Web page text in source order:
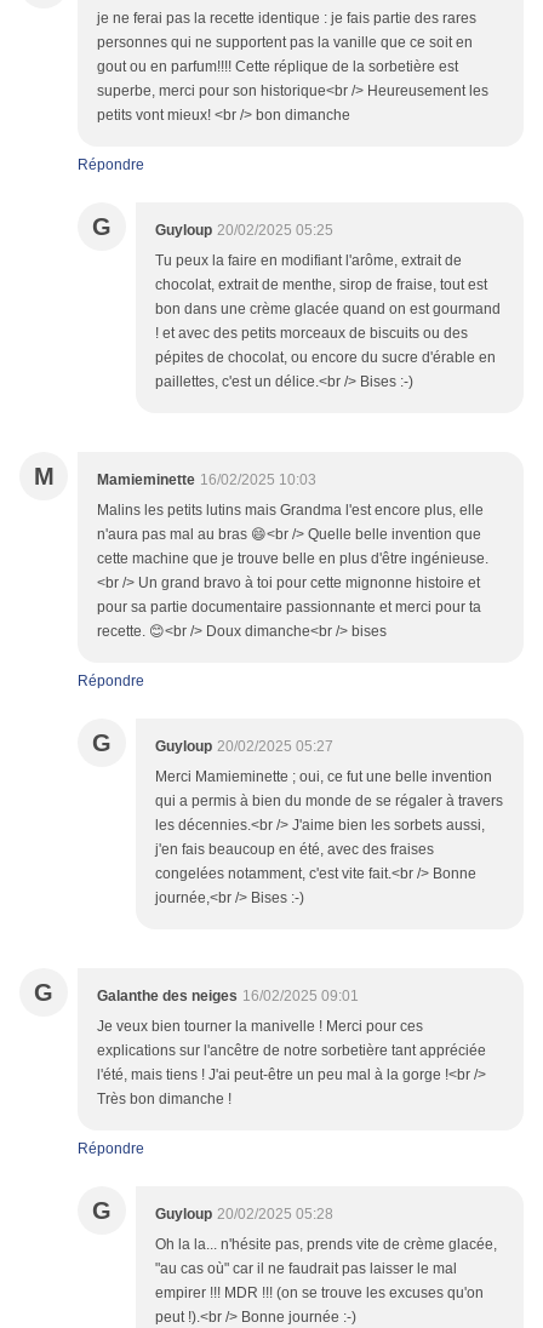
je ne ferai pas la recette identique : je fais partie des rares
personnes qui ne supportent pas la vanille que ce soit en
gout ou en parfum!!!! Cette réplique de la sorbetière est
superbe, merci pour son historique<br /> Heureusement les
petits vont mieux! <br /> bon dimanche
Répondre
G Guyloup 20/02/2025 05:25
Tu peux la faire en modifiant l'arôme, extrait de
chocolat, extrait de menthe, sirop de fraise, tout est
bon dans une crème glacée quand on est gourmand
! et avec des petits morceaux de biscuits ou des
pépites de chocolat, ou encore du sucre d'érable en
paillettes, c'est un délice.<br /> Bises :-)
M Mamieminette 16/02/2025 10:03
Malins les petits lutins mais Grandma l'est encore plus, elle
n'aura pas mal au bras 😄<br /> Quelle belle invention que
cette machine que je trouve belle en plus d'être ingénieuse.
<br /> Un grand bravo à toi pour cette mignonne histoire et
pour sa partie documentaire passionnante et merci pour ta
recette. 😊<br /> Doux dimanche<br /> bises
Répondre
G Guyloup 20/02/2025 05:27
Merci Mamieminette ; oui, ce fut une belle invention
qui a permis à bien du monde de se régaler à travers
les décennies.<br /> J'aime bien les sorbets aussi,
j'en fais beaucoup en été, avec des fraises
congelées notamment, c'est vite fait.<br /> Bonne
journée,<br /> Bises :-)
G Galanthe des neiges 16/02/2025 09:01
Je veux bien tourner la manivelle ! Merci pour ces
explications sur l'ancêtre de notre sorbetière tant appréciée
l'été, mais tiens ! J'ai peut-être un peu mal à la gorge !<br />
Très bon dimanche !
Répondre
G Guyloup 20/02/2025 05:28
Oh la la... n'hésite pas, prends vite de crème glacée,
"au cas où" car il ne faudrait pas laisser le mal
empirer !!! MDR !!! (on se trouve les excuses qu'on
peut !).<br /> Bonne journée :-)